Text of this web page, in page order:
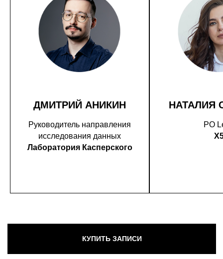
ДМИТРИЙ АНИКИН
Руководитель направления
исследования данных
Лаборатория Касперского
НАТАЛИЯ
PO